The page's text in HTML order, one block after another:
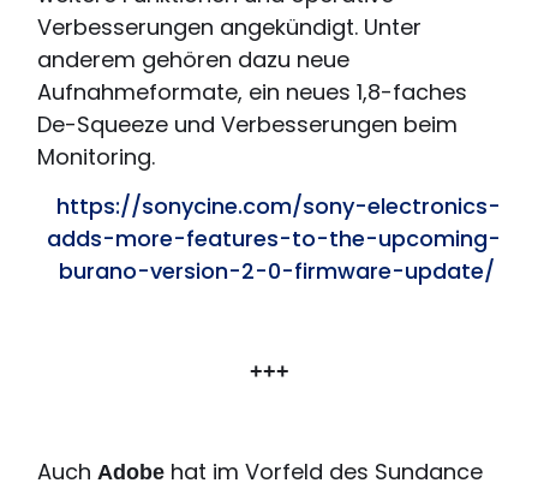
Verbesserungen angekündigt. Unter
anderem gehören dazu neue
Aufnahmeformate, ein neues 1,8-faches
De-Squeeze und Verbesserungen beim
Monitoring.
https://sonycine.com/sony-electronics-
adds-more-features-to-the-upcoming-
burano-version-2-0-firmware-update/
+++
AuchAdobe hat im Vorfeld des Sundance